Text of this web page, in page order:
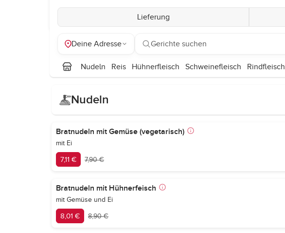
Lieferung
Deine Adresse Gerichte suchen
Nudeln Reis Hühnerfleisch Schweinefleisch Rindfleisch
Nudeln
Bratnudeln mit Gemüse (vegetarisch)
mit Ei
7,11 € 7,90 €
Bratnudeln mit Hühnerfeisch
mit Gemüse und Ei
8,01 € 8,90 €